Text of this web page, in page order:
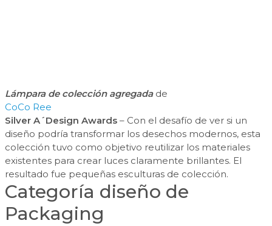
Lámpara de colección agregadade
CoCo Ree
Silver A´Design Awards – Con el desafío de ver si un
diseño podría transformar los desechos modernos, esta
colección tuvo como objetivo reutilizar los materiales
existentes para crear luces claramente brillantes. El
resultado fue pequeñas esculturas de colección.
Categoría diseño de
Packaging